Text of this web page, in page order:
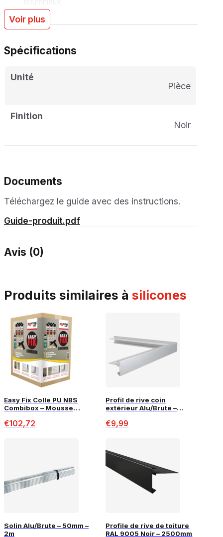
Utiliser un produit de lissage compatible pour un
résultat soigné
Voir plus
Spécifications
Unité
pièce
Finition
Noir
Documents
Téléchargez le guide avec des instructions.
Guide-produit.pdf
Avis (0)
produits similaires à silicones
Easy Fix Colle PU NBS
Combibox – Mousse
PIR (120m²)
€102,72
Profil de rive coin
extérieur Alu/Brute –
€9,99
Solin Alu/Brute – 50mm –
2m
Profile de rive de toiture
RAL 9005 Noir – 2500mm